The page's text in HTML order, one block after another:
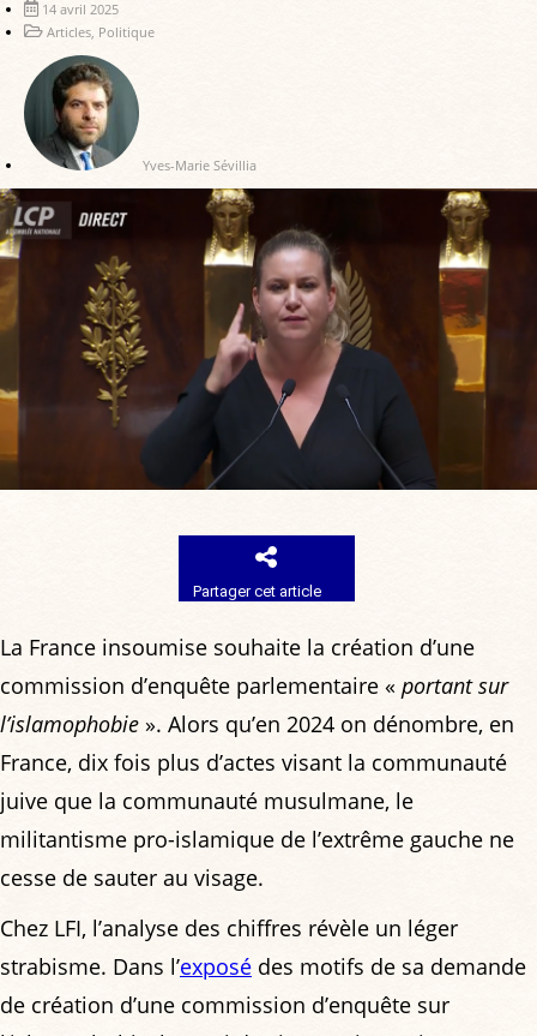
14 avril 2025
Articles Politique
Yves-Marie Sévillia
Partager cet article
La France insoumise souhaite la création d’une
commission d’enquête parlementaire « portant sur
l’islamophobie ». Alors qu’en 2024 on dénombre, en
France, dix fois plus d’actes visant la communauté
juive que la communauté musulmane, le
militantisme pro-islamique de l’extrême gauche ne
cesse de sauter au visage.
Chez LFI, l’analyse des chiffres révèle un léger
strabisme. Dans l’exposé des motifs de sa demande
de création d’une commission d’enquête sur